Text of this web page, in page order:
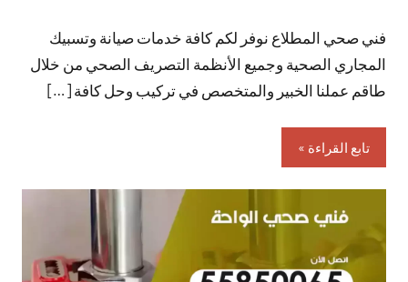
تعليقات
فني صحي المطلاع نوفر لكم كافة خدمات صيانة وتسبيك
المجاري الصحية وجميع الأنظمة التصريف الصحي من خلال
طاقم عملنا الخبير والمتخصص في تركيب وحل كافة […]
تابع القراءة